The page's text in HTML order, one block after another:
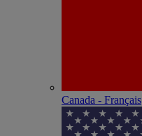
Canada - Français